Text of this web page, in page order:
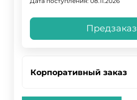
Предзаказ
Корпоративный заказ